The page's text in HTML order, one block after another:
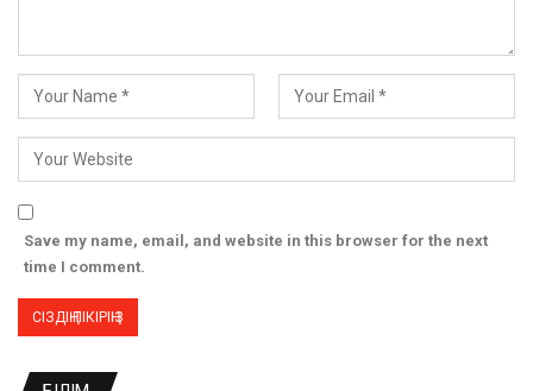
Save my name, email, and website in this browser for the next
time I comment.